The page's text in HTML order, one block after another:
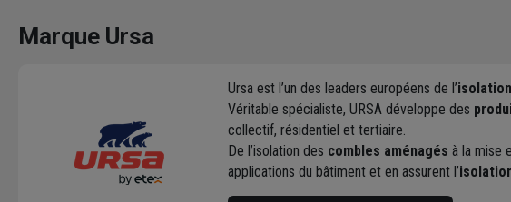
Marque Ursa
Ursa est l’un des leaders européens de l’
Véritable spécialiste, URSA développe des
collectif, résidentiel et tertiaire.
De l’isolation des combles aménagés à la mise
applications du bâtiment et en assurent l’